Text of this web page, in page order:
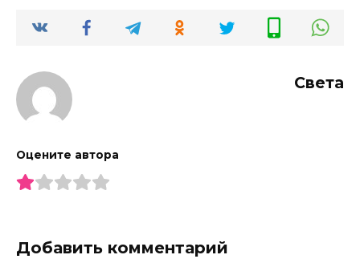
Света
Оцените автора
Добавить комментарий